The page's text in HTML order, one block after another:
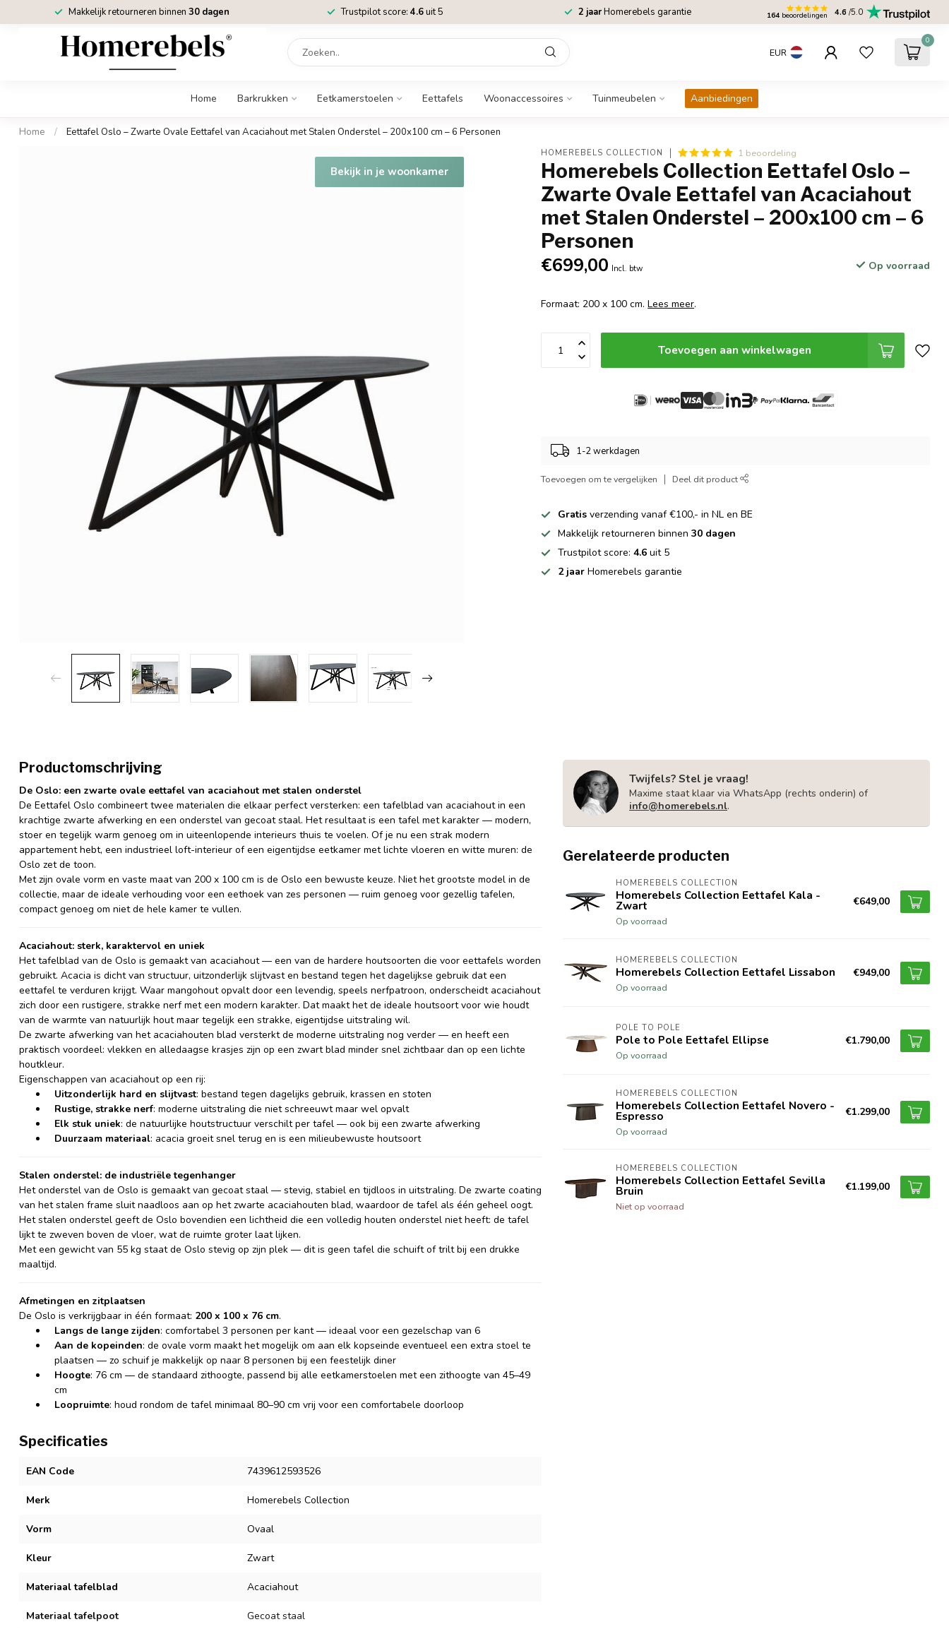
Makkelijk retourneren binnen 30 dagen Trustpilot score: 4.6uit 5 2 jaarHomerebels garantie 164 beoordelingen 4.6 /5.0
EUR
0
Home Barkrukken Eetkamerstoelen Eettafels Woonaccessoires Tuinmeubelen Aanbiedingen
Home / Eettafel Oslo – Zwarte Ovale Eettafel van Acaciahout met Stalen Onderstel – 200x100 cm – 6 Personen
Bekijk in je woonkamer
HOMEREBELS COLLECTION 1 beoordeling
Homerebels Collection Eettafel Oslo –
Zwarte Ovale Eettafel van Acaciahout
met Stalen Onderstel – 200x100 cm – 6
Personen
€699,00 Incl. btw Op voorraad
Formaat: 200 x 100 cm.Lees meer.
Toevoegen aan winkelwagen
1-2 werkdagen
Toevoegen om te vergelijken Deel dit product
Gratis verzending vanaf €100,- in NL en BE
Makkelijk retourneren binnen30 dagen
Trustpilot score:4.6 uit 5
2 jaar Homerebels garantie
Productomschrijving
De Oslo: een zwarte ovale eettafel van acaciahout met stalen onderstel
De Eettafel Oslo combineert twee materialen die elkaar perfect versterken: een tafelblad van acaciahout in een
krachtige zwarte afwerking en een onderstel van gecoat staal. Het resultaat is een tafel met karakter — modern,
stoer en tegelijk warm genoeg om in uiteenlopende interieurs thuis te voelen. Of je nu een strak modern
appartement hebt, een industrieel loft-interieur of een eigentijdse eetkamer met lichte vloeren en witte muren: de
Oslo zet de toon.
Met zijn ovale vorm en vaste maat van 200 x 100 cm is de Oslo een bewuste keuze. Niet het grootste model in de
collectie, maar de ideale verhouding voor een eethoek van zes personen — ruim genoeg voor gezellig tafelen,
compact genoeg om niet de hele kamer te vullen.
Acaciahout: sterk, karaktervol en uniek
Het tafelblad van de Oslo is gemaakt van acaciahout — een van de hardere houtsoorten die voor eettafels worden
gebruikt. Acacia is dicht van structuur, uitzonderlijk slijtvast en bestand tegen het dagelijkse gebruik dat een
eettafel te verduren krijgt. Waar mangohout opvalt door een levendig, speels nerfpatroon, onderscheidt acaciahout
zich door een rustigere, strakke nerf met een modern karakter. Dat maakt het de ideale houtsoort voor wie houdt
van de warmte van natuurlijk hout maar tegelijk een strakke, eigentijdse uitstraling wil.
De zwarte afwerking van het acaciahouten blad versterkt de moderne uitstraling nog verder — en heeft een
praktisch voordeel: vlekken en alledaagse krasjes zijn op een zwart blad minder snel zichtbaar dan op een lichte
houtkleur.
Eigenschappen van acaciahout op een rij:
Uitzonderlijk hard en slijtvast: bestand tegen dagelijks gebruik, krassen en stoten
Rustige, strakke nerf: moderne uitstraling die niet schreeuwt maar wel opvalt
Elk stuk uniek: de natuurlijke houtstructuur verschilt per tafel — ook bij een zwarte afwerking
Duurzaam materiaal: acacia groeit snel terug en is een milieubewuste houtsoort
Stalen onderstel: de industriële tegenhanger
Het onderstel van de Oslo is gemaakt van gecoat staal — stevig, stabiel en tijdloos in uitstraling. De zwarte coating
van het stalen frame sluit naadloos aan op het zwarte acaciahouten blad, waardoor de tafel als één geheel oogt.
Het stalen onderstel geeft de Oslo bovendien een lichtheid die een volledig houten onderstel niet heeft: de tafel
lijkt te zweven boven de vloer, wat de ruimte groter laat lijken.
Met een gewicht van 55 kg staat de Oslo stevig op zijn plek — dit is geen tafel die schuift of trilt bij een drukke
maaltijd.
Afmetingen en zitplaatsen
De Oslo is verkrijgbaar in één formaat: 200 x 100 x 76 cm.
Langs de lange zijden: comfortabel 3 personen per kant — ideaal voor een gezelschap van 6
Aan de kopeinden: de ovale vorm maakt het mogelijk om aan elk kopseinde eventueel een extra stoel te
plaatsen — zo schuif je makkelijk op naar 8 personen bij een feestelijk diner
Hoogte: 76 cm — de standaard zithoogte, passend bij alle eetkamerstoelen met een zithoogte van 45–49
cm
Loopruimte: houd rondom de tafel minimaal 80–90 cm vrij voor een comfortabele doorloop
Specificaties
EAN Code 7439612593526
Merk Homerebels Collection
Vorm Ovaal
Kleur Zwart
Materiaal tafelblad Acaciahout
Materiaal tafelpoot Gecoat staal
Twijfels? Stel je vraag!
Maxime staat klaar via WhatsApp (rechts onderin) of
info@homerebels.nl.
Gerelateerde producten
HOMEREBELS COLLECTION
Homerebels Collection Eettafel Kala -
Zwart
Op voorraad
€649,00
HOMEREBELS COLLECTION
Homerebels Collection Eettafel Lissabon
Op voorraad
€949,00
POLE TO POLE
Pole to Pole Eettafel Ellipse
Op voorraad
€1.790,00
HOMEREBELS COLLECTION
Homerebels Collection Eettafel Novero -
Espresso
Op voorraad
€1.299,00
HOMEREBELS COLLECTION
Homerebels Collection Eettafel Sevilla
Bruin
Niet op voorraad
€1.199,00